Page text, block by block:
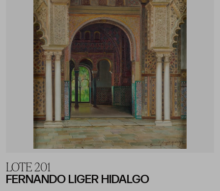
LOTE 201
FERNANDO LIGER HIDALGO